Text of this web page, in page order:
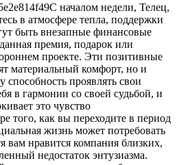
С началом недели, Телец,
в атмосфере тепла, поддержки
быть внезапные финансовые
премия, подарок или
проекте. Эти позитивные
материальный комфорт, но и
проявлять свои
в гармонии со своей судьбой, и
это чувство
того, как вы переходите в период
жизнь может потребовать
вам нравится компания близких,
недостаток энтузиазма.